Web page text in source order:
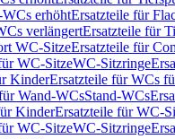
erhöhtErsatzteile für
verlängertErsatzteile für
WC-SitzeErsatzteile für
WC-SitzeWC-Sitzringe
KinderErsatzteile für WCs
Wand-WCsStand-WCs
KinderErsatzteile für WC-
WC-SitzeWC-Sitzringe